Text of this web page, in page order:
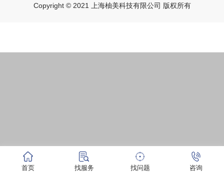
Copyright © 2021 上海柚美科技有限公司 版权所有
首页 找服务 找问题 咨询